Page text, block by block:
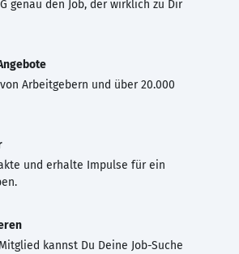
genau den Job, der wirklich zu Dir
Arbeitgebern und über 20.000
und erhalte Impulse für ein
kannst Du Deine Job-Suche